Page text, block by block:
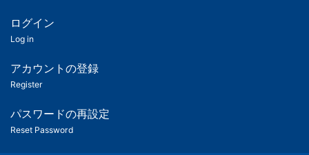
ツ
匿
名
ユ
ー
ログイン
Log in
アカウントの登録
Register
パスワードの再設定
Reset Password